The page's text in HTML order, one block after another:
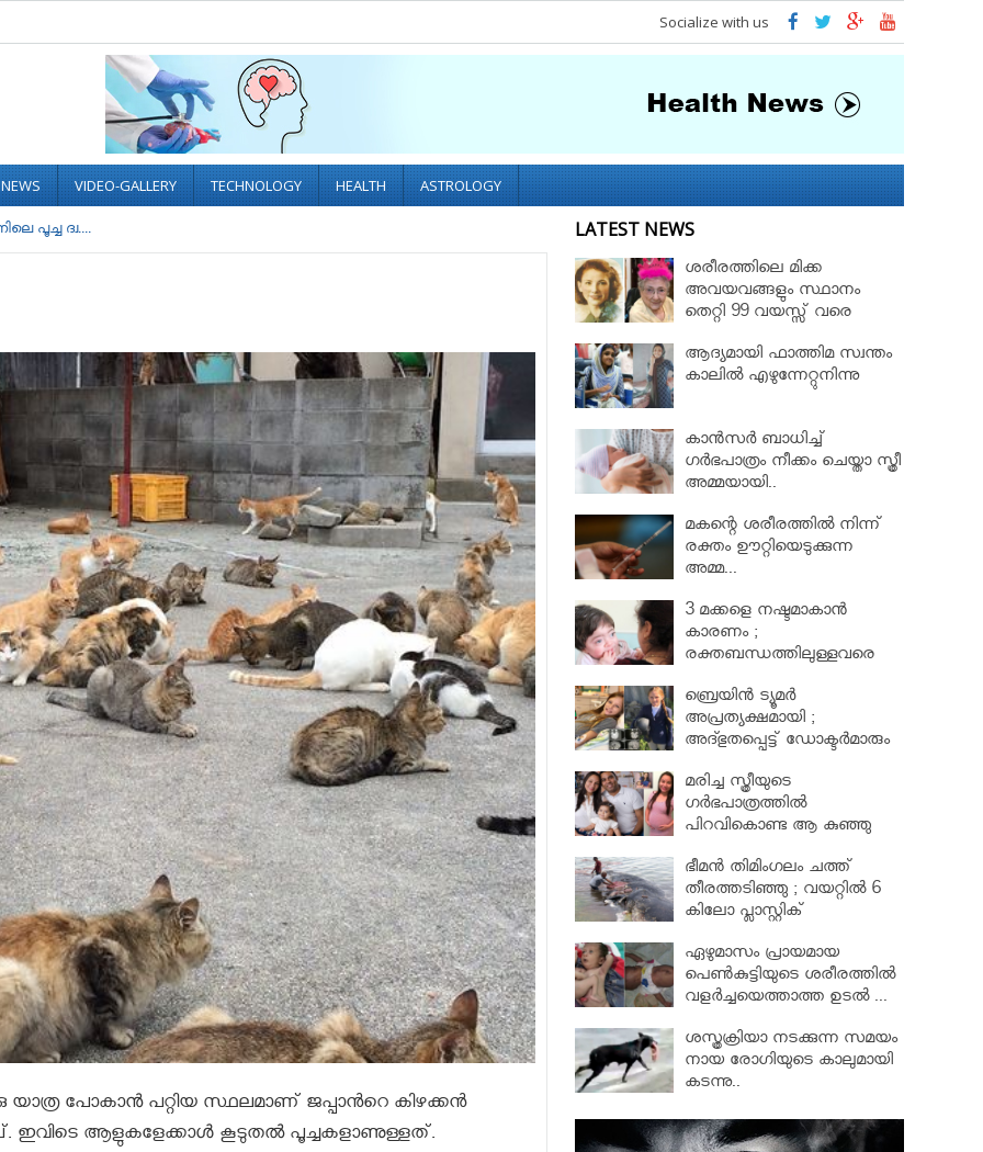
Socialize with us
VIDEO-GALLERY TECHNOLOGY HEALTH ASTROLOGY
പൂച്ച ദ്വ....
യാത്ര പോകാൻ പറ്റിയ സ്ഥലമാണ് ജപ്പാന്‍റെ കിഴക്കന്‍
ഇവിടെ ആളുകളേക്കാൾ കൂടുതൽ പൂച്ചകളാണുള്ളത്.
LATEST NEWS
ശരീരത്തിലെ മിക്ക
അവയവങ്ങളും സ്ഥാനം
തെറ്റി 99 വയസ്സ് വരെ
ആദ്യമായി ഫാത്തിമ സ്വന്തം
കാലില്‍ എഴുന്നേറ്റുനിന്നു
കാൻസർ ബാധിച്ച്
ഗർഭപാത്രം നീക്കം ചെയ്താ സ്ത്രീ
അമ്മയായി..
മകന്റെ ശരീരത്തില്‍ നിന്ന്
രക്തം ഊറ്റിയെടുക്കുന്ന
അമ്മ...
3 മക്കളെ നഷ്ടമാകാൻ
കാരണം ;
രക്തബന്ധത്തിലുള്ളവരെ
ബ്രെയിൻ ട്യൂമർ
അപ്രത്യക്ഷമായി ;
അദ്ഭുതപ്പെട്ട് ഡോക്ടർമാരും
മരിച്ച സ്ത്രീയുടെ
ഗര്‍ഭപാത്രത്തില്‍
പിറവികൊണ്ട ആ കുഞ്ഞു
ഭീമന്‍ തിമിംഗലം ചത്ത്
തീരത്തടിഞ്ഞു ; വയറ്റില്‍ 6
കിലോ പ്ലാസ്റ്റിക്
ഏഴുമാസം പ്രായമായ
പെണ്‍കുട്ടിയുടെ ശരീരത്തില്‍
വളര്‍ച്ചയെത്താത്ത ഉടല്‍ ...
ശസ്ത്രക്രിയാ നടക്കുന്ന സമയം
നായ രോഗിയുടെ കാലുമായി
കടന്നു..